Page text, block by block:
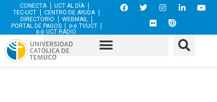
CONECTA
UCT AL DÍA
TEC-UCT
CENTRO DE AYUDA
DIRECTORIO
WEBMAIL
PORTAL DE PAGOS
TVUCT
UCT RADIO